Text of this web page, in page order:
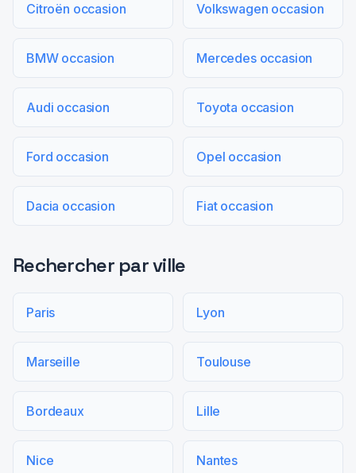
Citroën occasion Volkswagen occasion
BMW occasion Mercedes occasion
Audi occasion Toyota occasion
Ford occasion Opel occasion
Dacia occasion Fiat occasion
Rechercher par ville
Paris Lyon
Marseille Toulouse
Bordeaux Lille
Nice Nantes